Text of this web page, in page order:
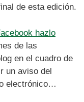
de esta edición.
hazlo
de las
en el cuadro de
un aviso del
electrónico…